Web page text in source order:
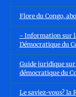
Flore du Congo,
- Information sur
Démocratique du
Guide juridique
démocratique du
Le saviez-vous? la